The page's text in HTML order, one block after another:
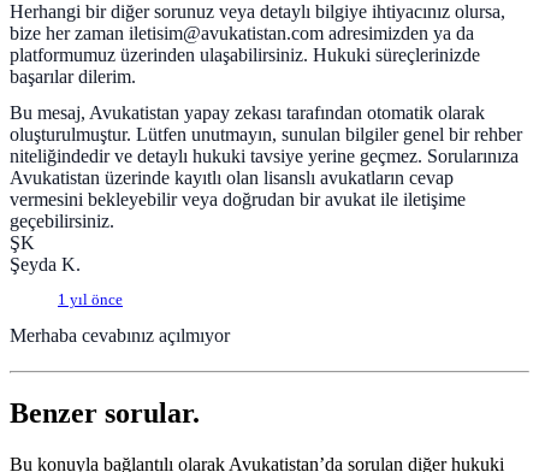
Herhangi bir diğer sorunuz veya detaylı bilgiye ihtiyacınız olursa,
bize her zaman iletisim@avukatistan.com adresimizden ya da
platformumuz üzerinden ulaşabilirsiniz. Hukuki süreçlerinizde
başarılar dilerim.
Bu mesaj, Avukatistan yapay zekası tarafından otomatik olarak
oluşturulmuştur. Lütfen unutmayın, sunulan bilgiler genel bir rehber
niteliğindedir ve detaylı hukuki tavsiye yerine geçmez. Sorularınıza
Avukatistan üzerinde kayıtlı olan lisanslı avukatların cevap
vermesini bekleyebilir veya doğrudan bir avukat ile iletişime
geçebilirsiniz.
ŞK
Şeyda K.
1 yıl önce
Merhaba cevabınız açılmıyor
Benzer sorular.
Bu konuyla bağlantılı olarak Avukatistan’da sorulan diğer hukuki